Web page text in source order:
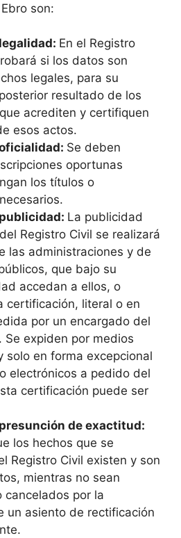
son:
En el Registro
si los datos son
legales, para su
resultado de los
acrediten y certifiquen
esos actos.
Se deben
oportunas
los títulos o
La publicidad
Registro Civil se realizará
las administraciones y de
que bajo su
accedan a ellos, o
certificación, literal o en
por un encargado del
Se expiden por medios
solo en forma excepcional
electrónicos a pedido del
certificación puede ser
de exactitud:
los hechos que se
Registro Civil existen y son
mientras no sean
cancelados por la
un asiento de rectificación